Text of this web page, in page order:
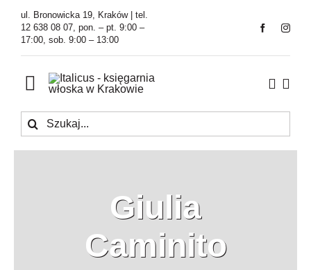
Przejdź
zawartości
ul. Bronowicka 19, Kraków | tel.
12 638 08 07, pon. – pt. 9:00 –
17:00, sob. 9:00 – 13:00
Toggle
Navigation
Księgarnia
Szukaj
Giulia
Caminito